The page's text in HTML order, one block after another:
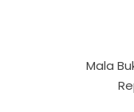
Mala